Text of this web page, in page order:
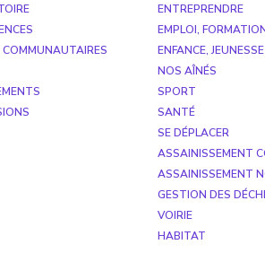
COMMUNAUTAIRES
ENTREPRENDRE
EMPLOI,
ENFANCE, JEUNESSE
NOS AÎNÉS
SPORT
SANTÉ
SE DÉPLACER
ASSAINISSEMENT
ASSAINISSEMENT
GESTION DES
VOIRIE
HABITAT